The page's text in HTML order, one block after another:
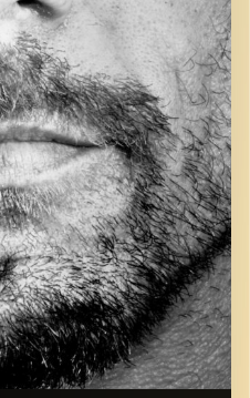
קרדיט תמונות: David Goehring